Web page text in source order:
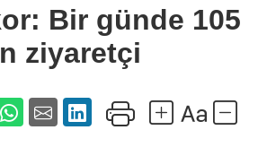
günde
105 bin
Bir günde 105
ziyaretçi